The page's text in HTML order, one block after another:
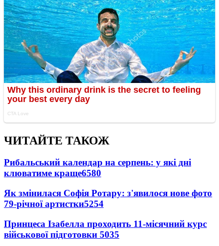
ЧИТАЙТЕ ТАКОЖ
Рибальський календар на серпень: у які дні
клюватиме краще6580
Як змінилася Софія Ротару: з'явилося нове фото
79-річної артистки5254
Принцеса Ізабелла проходить 11-місячний курс
військової підготовки 5035